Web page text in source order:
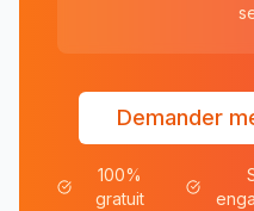
Demander
100%
gratuit